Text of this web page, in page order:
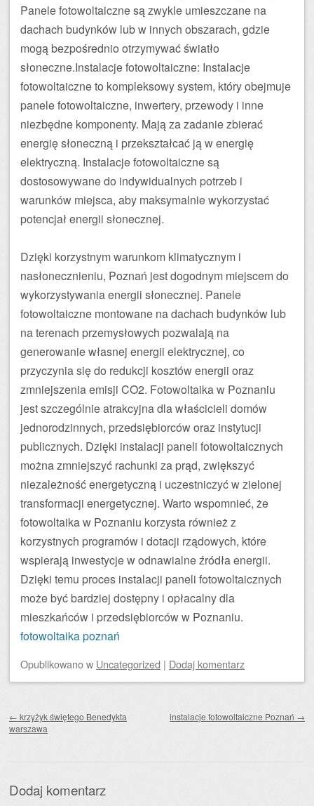
Panele fotowoltaiczne są zwykle umieszczane na
dachach budynków lub w innych obszarach, gdzie
mogą bezpośrednio otrzymywać światło
słoneczne.Instalacje fotowoltaiczne: Instalacje
fotowoltaiczne to kompleksowy system, który obejmuje
panele fotowoltaiczne, inwertery, przewody i inne
niezbędne komponenty. Mają za zadanie zbierać
energię słoneczną i przekształcać ją w energię
elektryczną. Instalacje fotowoltaiczne są
dostosowywane do indywidualnych potrzeb i
warunków miejsca, aby maksymalnie wykorzystać
potencjał energii słonecznej.
Dzięki korzystnym warunkom klimatycznym i
nasłonecznieniu, Poznań jest dogodnym miejscem do
wykorzystywania energii słonecznej. Panele
fotowoltaiczne montowane na dachach budynków lub
na terenach przemysłowych pozwalają na
generowanie własnej energii elektrycznej, co
przyczynia się do redukcji kosztów energii oraz
zmniejszenia emisji CO2. Fotowoltaika w Poznaniu
jest szczególnie atrakcyjna dla właścicieli domów
jednorodzinnych, przedsiębiorców oraz instytucji
publicznych. Dzięki instalacji paneli fotowoltaicznych
można zmniejszyć rachunki za prąd, zwiększyć
niezależność energetyczną i uczestniczyć w zielonej
transformacji energetycznej. Warto wspomnieć, że
fotowoltaika w Poznaniu korzysta również z
korzystnych programów i dotacji rządowych, które
wspierają inwestycje w odnawialne źródła energii.
Dzięki temu proces instalacji paneli fotowoltaicznych
może być bardziej dostępny i opłacalny dla
mieszkańców i przedsiębiorców w Poznaniu.
fotowoltaika poznań
Opublikowanow Uncategorized | Dodaj komentarz
← krzyżyk świętego Benedykta
warszawa
instalacje fotowoltaiczne Poznań →
Dodaj komentarz